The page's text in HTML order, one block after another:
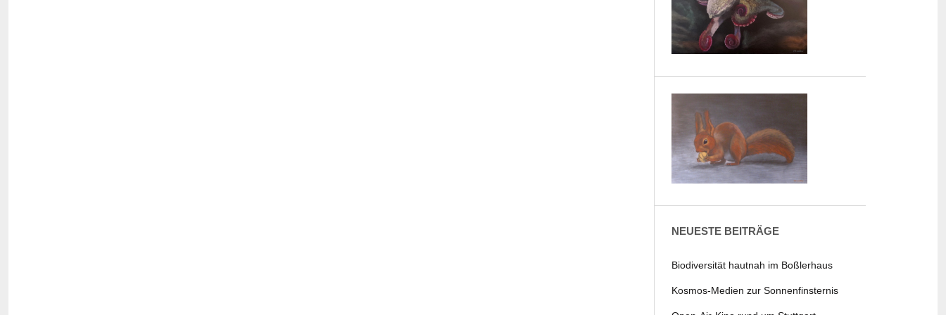
NEUESTE BEITRÄGE
Biodiversität hautnah im Boßlerhaus
Kosmos-Medien zur Sonnenfinsternis